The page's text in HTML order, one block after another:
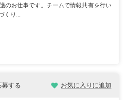
のお仕事です。チームで情報共有を行い
くり...
募する お気に入りに追加